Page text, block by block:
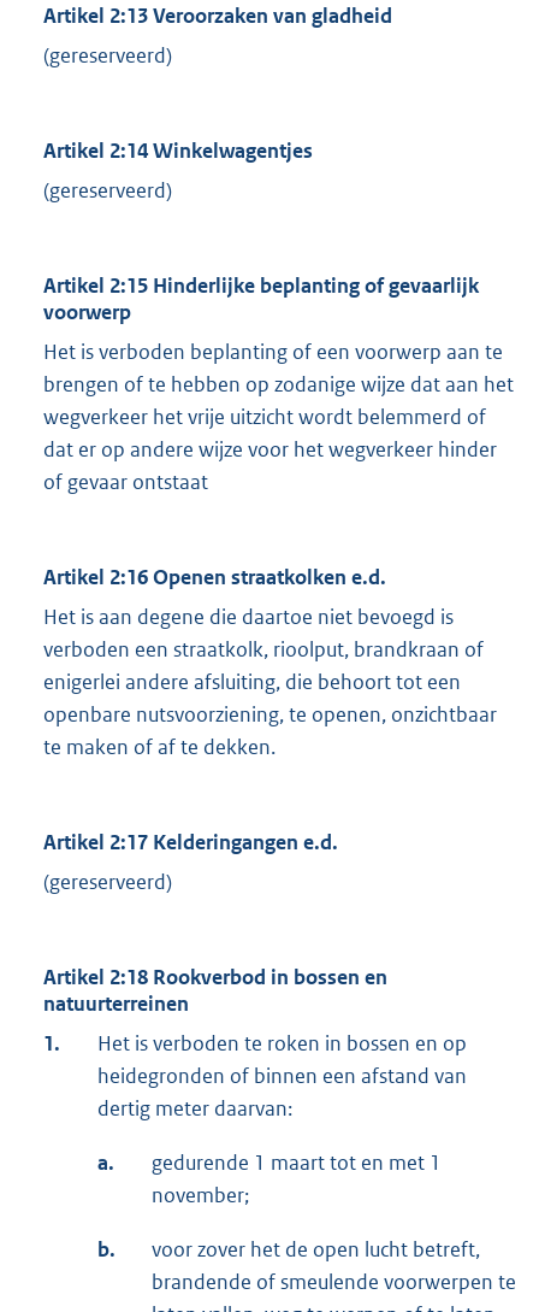
Artikel 2:13 Veroorzaken van gladheid
(gereserveerd)
Artikel 2:14 Winkelwagentjes
(gereserveerd)
Artikel 2:15 Hinderlijke beplanting of gevaarlijk
voorwerp
Het is verboden beplanting of een voorwerp aan te
brengen of te hebben op zodanige wijze dat aan het
wegverkeer het vrije uitzicht wordt belemmerd of
dat er op andere wijze voor het wegverkeer hinder
of gevaar ontstaat
Artikel 2:16 Openen straatkolken e.d.
Het is aan degene die daartoe niet bevoegd is
verboden een straatkolk, rioolput, brandkraan of
enigerlei andere afsluiting, die behoort tot een
openbare nutsvoorziening, te openen, onzichtbaar
te maken of af te dekken.
Artikel 2:17 Kelderingangen e.d.
(gereserveerd)
Artikel 2:18 Rookverbod in bossen en
natuurterreinen
1.
Het is verboden te roken in bossen en op
heidegronden of binnen een afstand van
dertig meter daarvan:
a.
gedurende 1 maart tot en met 1
november;
b.
voor zover het de open lucht betreft,
brandende of smeulende voorwerpen te